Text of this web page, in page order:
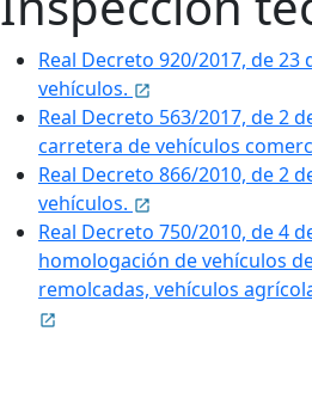
Real Decreto 920/2017, de
vehículos.
Real Decreto 563/2017, de 2
carretera de vehículos
Real Decreto 866/2010, de 2
vehículos.
Real Decreto 750/2010, de 4
homologación de vehículos
remolcadas, vehículos